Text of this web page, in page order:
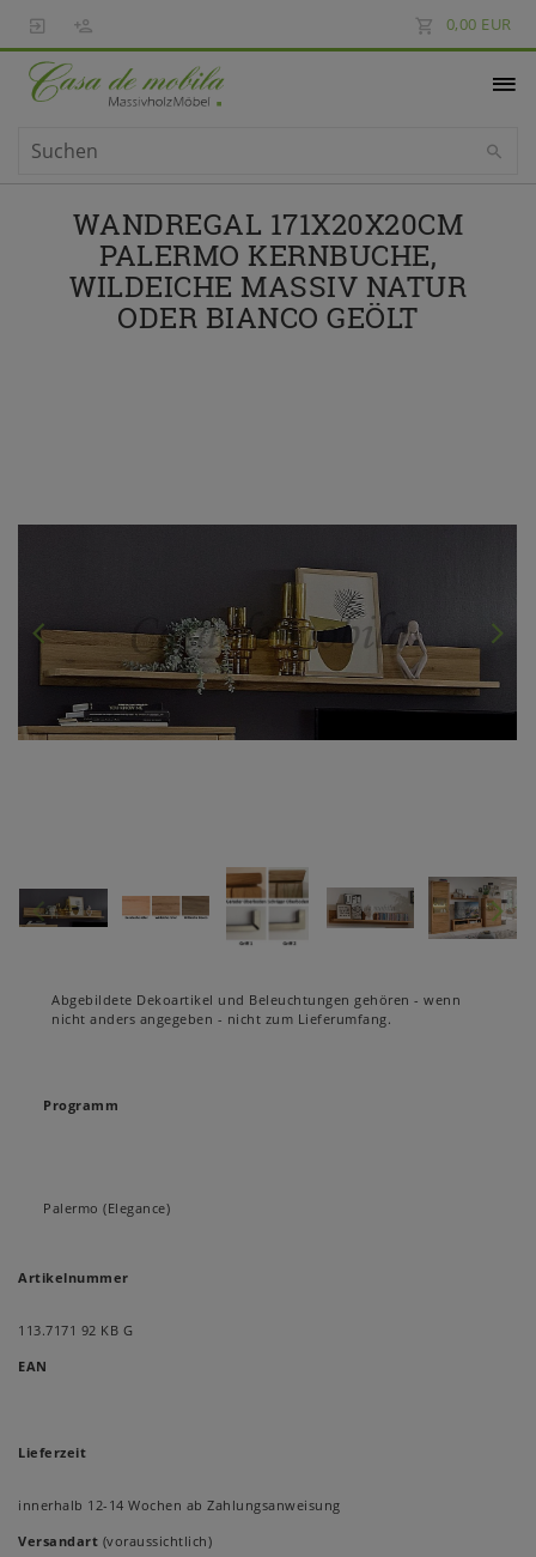
0,00 EUR
WANDREGAL 171X20X20CM
PALERMO KERNBUCHE,
WILDEICHE MASSIV NATUR
ODER BIANCO GEÖLT
Abgebildete Dekoartikel und Beleuchtungen gehören - wenn
nicht anders angegeben - nicht zum Lieferumfang.
Programm
Palermo (Elegance)
Artikelnummer
113.7171 92 KB G
EAN
Lieferzeit
innerhalb 12-14 Wochen ab Zahlungsanweisung
Versandart (voraussichtlich)